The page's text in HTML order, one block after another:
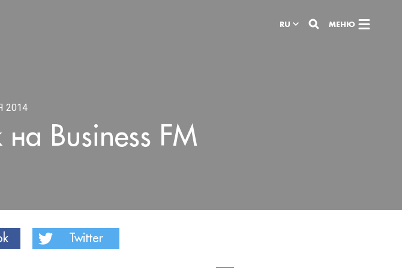
RU МЕНЮ
2014
Business FM
Twitter